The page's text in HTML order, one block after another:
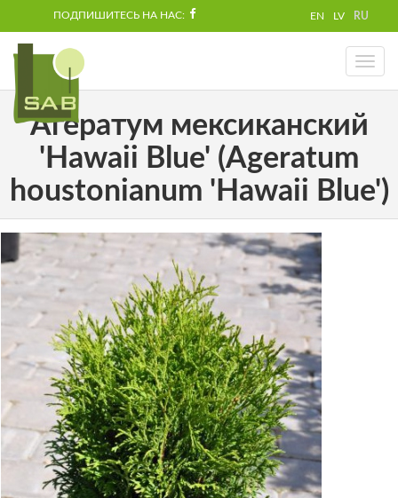
ПОДПИШИТЕСЬ НА НАС: EN LV RU
Toggle
Агератум мексиканский
'Hawaii Blue' (Ageratum
houstonianum 'Hawaii Blue')